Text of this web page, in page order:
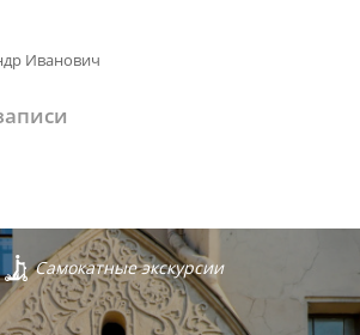
Иванович
Самокатные экскурсии